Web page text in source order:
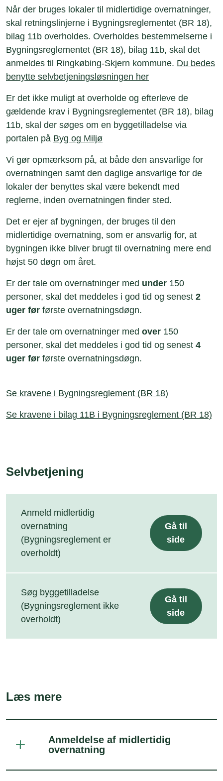
Når der bruges lokaler til midlertidige overnatninger,
skal retningslinjerne i Bygningsreglementet (BR 18),
bilag 11b overholdes. Overholdes bestemmelserne i
Bygningsreglementet (BR 18), bilag 11b, skal det
anmeldes til Ringkøbing-Skjern kommune. Du bedes
benytte selvbetjeningsløsningen her
Er det ikke muligt at overholde og efterleve de
gældende krav i Bygningsreglementet (BR 18), bilag
11b, skal der søges om en byggetilladelse via
portalen på Byg og Miljø
Vi gør opmærksom på, at både den ansvarlige for
overnatningen samt den daglige ansvarlige for de
lokaler der benyttes skal være bekendt med
reglerne, inden overnatningen finder sted.
Det er ejer af bygningen, der bruges til den
midlertidige overnatning, som er ansvarlig for, at
bygningen ikke bliver brugt til overnatning mere end
højst 50 døgn om året.
Er der tale om overnatninger med under 150
personer, skal det meddeles i god tid og senest 2
uger før første overnatningsdøgn.
Er der tale om overnatninger med over 150
personer, skal det meddeles i god tid og senest 4
uger før første overnatningsdøgn.
Se kravene i Bygningsreglement (BR 18)
Se kravene i bilag 11B i Bygningsreglement (BR 18)
Selvbetjening
Anmeld midlertidig
overnatning
(Bygningsreglement er
overholdt)
Gå til
side
Søg byggetilladelse
(Bygningsreglement ikke
overholdt)
Gå til
side
Læs mere
Anmeldelse af midlertidig
overnatning